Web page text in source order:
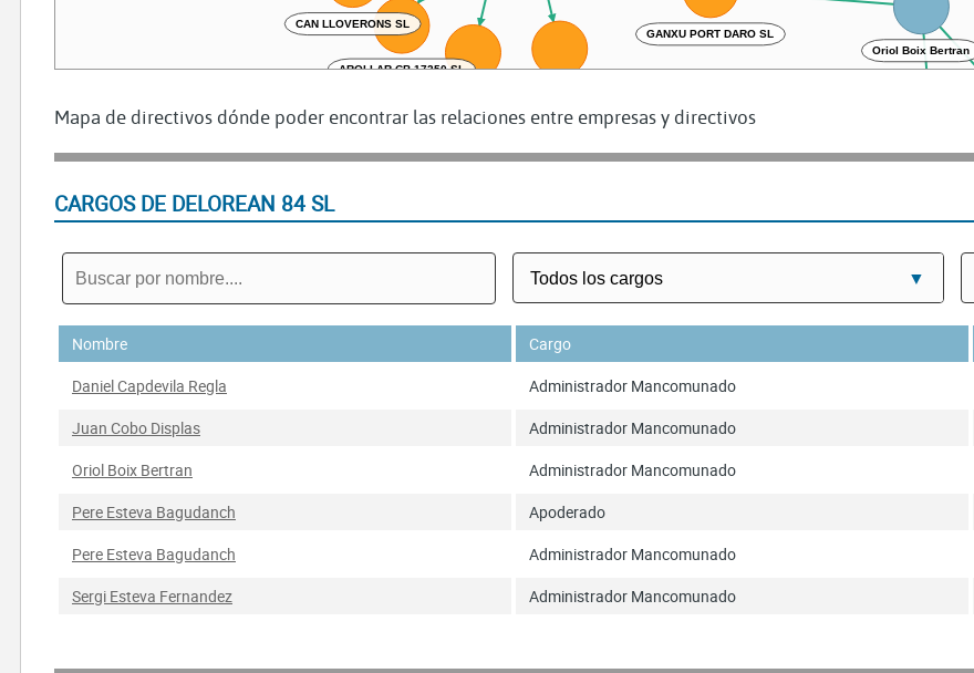
Oriol Boix Bertran
GANXU PORT DARO SL
CAN LLOVERONS SL
Mapa de directivos dónde poder encontrar las relaciones entre empresas y directivos
CARGOS DE DELOREAN 84 SL
Nombre Cargo
Daniel Capdevila Regla
Administrador Mancomunado
Juan Cobo Displas
Administrador Mancomunado
Oriol Boix Bertran
Administrador Mancomunado
Pere Esteva Bagudanch
Apoderado
Pere Esteva Bagudanch
Administrador Mancomunado
Sergi Esteva Fernandez
Administrador Mancomunado